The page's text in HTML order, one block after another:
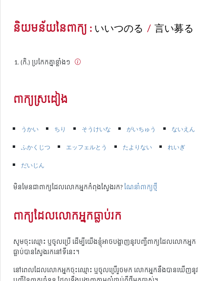
និយមន័យនៃពាក្យ :いいつのる / 言い募る
(កិ.) ប្រកែកគ្នាខ្លាំងៗ
ពាក្យស្រដៀង
うかい ちり そうけいな がいちゅう
ないえん
ふかくじつ
エッフェルとう たよりない
れいぎ
だいじん
មិនមែនជាពាក្យដែលលោកអ្នកកំពុងស្វែងរក?ណែនាំពាក្យថ្មី
ពាក្យដែលលោកអ្នកធ្លាប់រក
សូមចុះឈ្មោះ ឬចូលប្រើ ដើម្បីយើងខ្ញុំអាចបង្ហាញនូវបញ្ជីពាក្យដែលលោកអ្នក
ធ្លាប់បានស្វែងរកនៅទីនេះ។
នៅពេលដែលលោកអ្នកចុះឈ្មោះ ឬចូលប្រើរួចមក លោកអ្នកនឹងបានឃើញនូវ